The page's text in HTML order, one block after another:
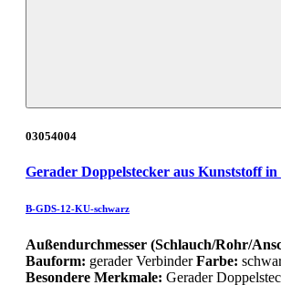
03054004
Gerader Doppelstecker aus Kunststoff in
B-GDS-12-KU-schwarz
Außendurchmesser (Schlauch/Rohr/
Bauform: gerader VerbinderFarbe:
Besondere Merkmale: Gerader